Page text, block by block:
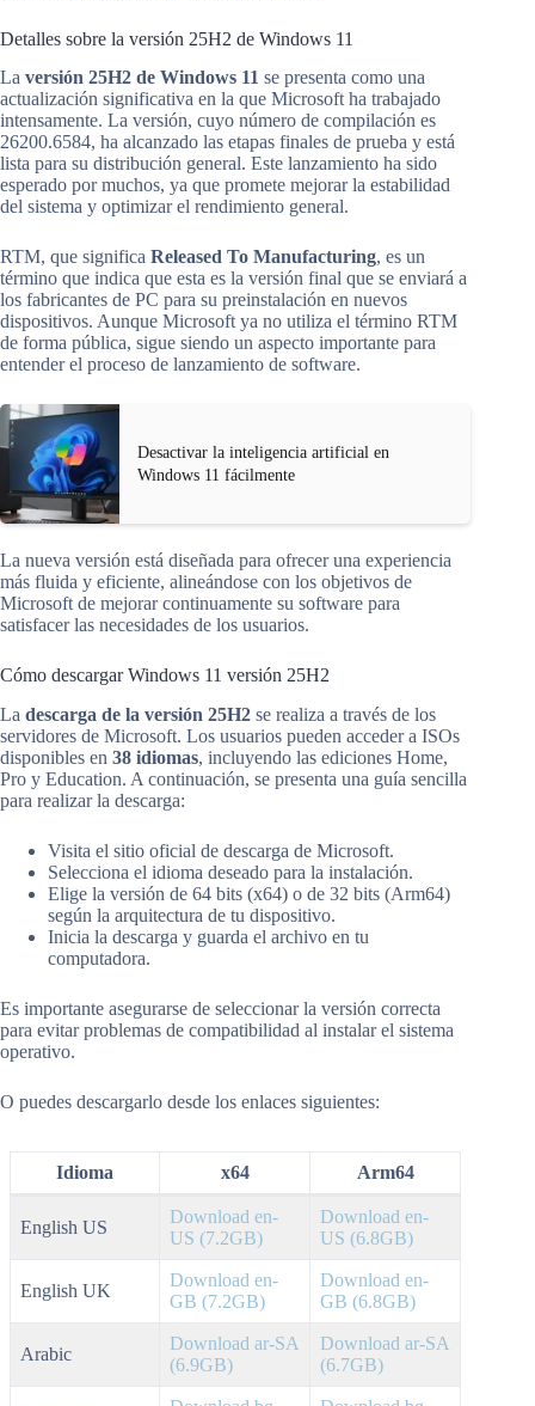
Detalles sobre la versión 25H2 de Windows 11
La versión 25H2 de Windows 11 se presenta como una
actualización significativa en la que Microsoft ha trabajado
intensamente. La versión, cuyo número de compilación es
26200.6584, ha alcanzado las etapas finales de prueba y está
lista para su distribución general. Este lanzamiento ha sido
esperado por muchos, ya que promete mejorar la estabilidad
del sistema y optimizar el rendimiento general.
RTM, que significa Released To Manufacturing, es un
término que indica que esta es la versión final que se enviará a
los fabricantes de PC para su preinstalación en nuevos
dispositivos. Aunque Microsoft ya no utiliza el término RTM
de forma pública, sigue siendo un aspecto importante para
entender el proceso de lanzamiento de software.
Desactivar la inteligencia artificial en
Windows 11 fácilmente
La nueva versión está diseñada para ofrecer una experiencia
más fluida y eficiente, alineándose con los objetivos de
Microsoft de mejorar continuamente su software para
satisfacer las necesidades de los usuarios.
Cómo descargar Windows 11 versión 25H2
La descarga de la versión 25H2 se realiza a través de los
servidores de Microsoft. Los usuarios pueden acceder a ISOs
disponibles en 38 idiomas, incluyendo las ediciones Home,
Pro y Education. A continuación, se presenta una guía sencilla
para realizar la descarga:
Visita el sitio oficial de descarga de Microsoft.
Selecciona el idioma deseado para la instalación.
Elige la versión de 64 bits (x64) o de 32 bits (Arm64)
según la arquitectura de tu dispositivo.
Inicia la descarga y guarda el archivo en tu
computadora.
Es importante asegurarse de seleccionar la versión correcta
para evitar problemas de compatibilidad al instalar el sistema
operativo.
O puedes descargarlo desde los enlaces siguientes:
Idioma x64 Arm64
English US
Download en-
US (7.2GB)
Download en-
US (6.8GB)
English UK
Download en-
GB (7.2GB)
Download en-
GB (6.8GB)
Arabic
Download ar-SA
(6.9GB)
Download ar-SA
(6.7GB)